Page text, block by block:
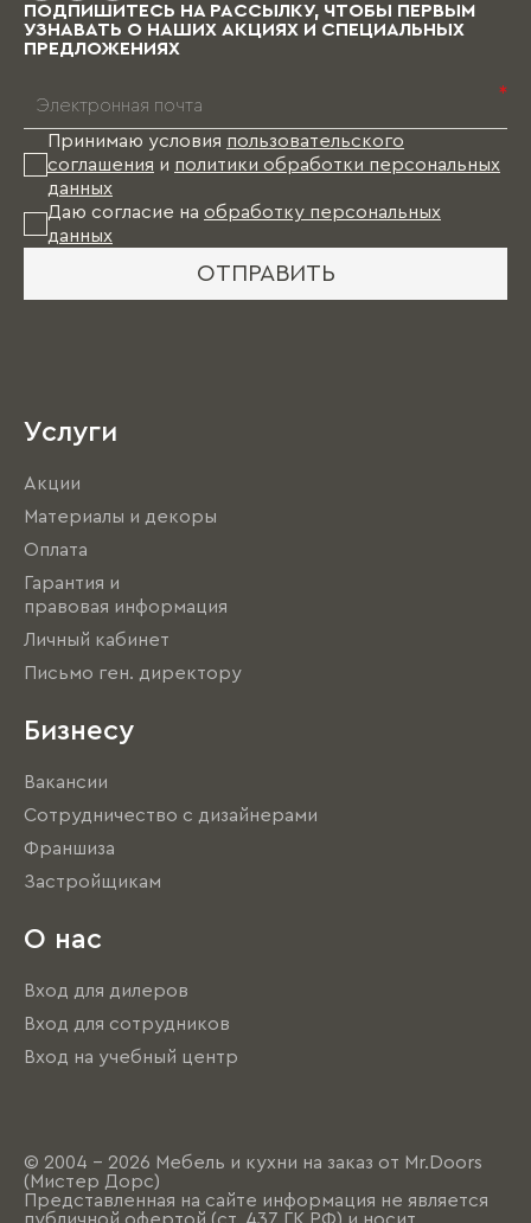
ПОДПИШИТЕСЬ НА РАССЫЛКУ, ЧТОБЫ ПЕРВЫМ
УЗНАВАТЬ О НАШИХ АКЦИЯХ И СПЕЦИАЛЬНЫХ
ПРЕДЛОЖЕНИЯХ
*
Принимаю условия пользовательского
соглашения и политики обработки персональных
данных
Даю согласие на обработку персональных
данных
ОТПРАВИТЬ
Услуги
Акции
Материалы и декоры
Оплата
Гарантия и
правовая информация
Личный кабинет
Письмо ген. директору
Бизнесу
Вакансии
Сотрудничество с дизайнерами
Франшиза
Застройщикам
О нас
Вход для дилеров
Вход для сотрудников
Вход на учебный центр
© 2004 - 2026 Мебель и кухни на заказ от Mr.Doors
(Мистер Дорс)
Представленная на сайте информация не является